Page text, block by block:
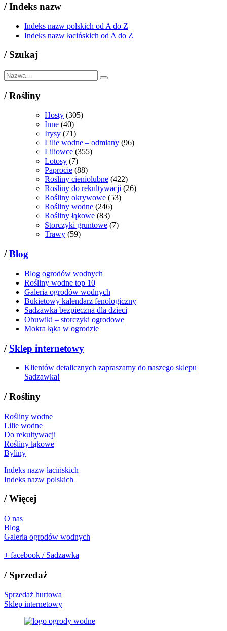
/Indeks nazw
Indeks nazw polskich od A do Z
Indeks nazw łacińskich od A do Z
/ Szukaj
/Rośliny
Hosty (305)
Inne (40)
Irysy (71)
Lilie wodne – odmiany (96)
Liliowce (355)
Lotosy (7)
Paprocie (88)
Rośliny cieniolubne (422)
Rośliny do rekultywacji (26)
Rośliny okrywowe (53)
Rośliny wodne (246)
Rośliny łąkowe (83)
Storczyki gruntowe (7)
Trawy (59)
/Blog
Blog ogrodów wodnych
Rośliny wodne top 10
Galeria ogrodów wodnych
Bukietowy kalendarz fenologiczny
Sadzawka bezpieczna dla dzieci
Obuwiki – storczyki ogrodowe
Mokra łąka w ogrodzie
/ Sklep internetowy
Klientów detalicznych zapraszamy do naszego sklepu
Sadzawka!
/Rośliny
Rośliny wodne
Lilie wodne
Do rekultywacji
Rośliny łąkowe
Byliny
Indeks nazw łacińskich
Indeks nazw polskich
/Więcej
O nas
Blog
Galeria ogrodów wodnych
+ facebook / Sadzawka
/ Sprzedaż
Sprzedaż hurtowa
Sklep internetowy